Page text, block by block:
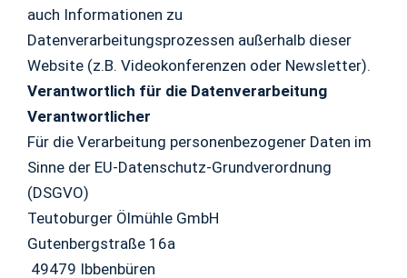
auch Informationen zu
Datenverarbeitungsprozessen außerhalb dieser
Website (z.B. Videokonferenzen oder Newsletter).
Verantwortlich für die Datenverarbeitung
Verantwortlicher
Für die Verarbeitung personenbezogener Daten im
Sinne der EU-Datenschutz-Grundverordnung
(DSGVO)
Teutoburger Ölmühle GmbH
Gutenbergstraße 16a
49479 Ibbenbüren